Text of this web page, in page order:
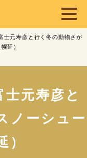
士元寿彦と行く冬の動物さが
延）
士元寿彦と
ノーシュー